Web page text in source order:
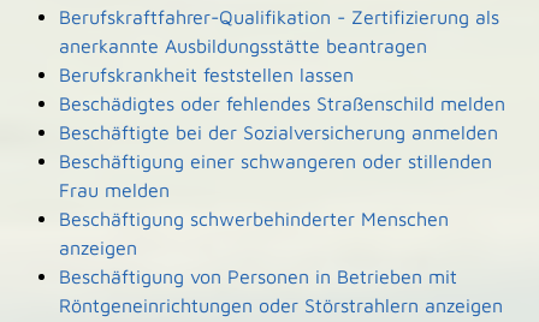
Berufskraftfahrer-Qualifikation - Zertifizierung als
anerkannte Ausbildungsstätte beantragen
Berufskrankheit feststellen lassen
Beschädigtes oder fehlendes Straßenschild melden
Beschäftigte bei der Sozialversicherung anmelden
Beschäftigung einer schwangeren oder stillenden
Frau melden
Beschäftigung schwerbehinderter Menschen
anzeigen
Beschäftigung von Personen in Betrieben mit
Röntgeneinrichtungen oder Störstrahlern anzeigen